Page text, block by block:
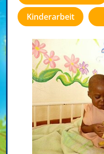
Kinderarbeit